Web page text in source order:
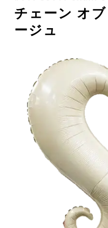
チェーン オ
ージュ